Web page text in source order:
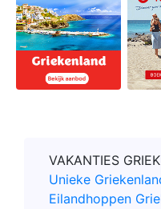
VAKANTIES
Unieke
Eilandhoppen